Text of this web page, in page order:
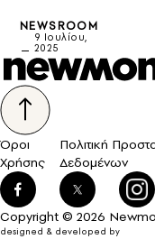
NEWSROOM
9 Ιουλίου,
2025
Όροι
Χρήσης
Πολιτική
Δεδομένων
Copyright © 2026
designed & developed by